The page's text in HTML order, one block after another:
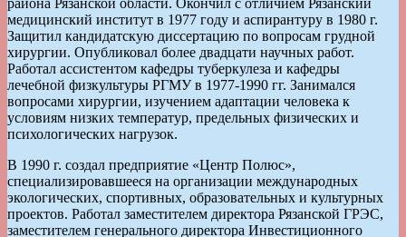
медицинский институт в 1977 году и аспирантуру в 1980 г.
Защитил кандидатскую диссертацию по вопросам грудной
хирургии. Опубликовал более двадцати научных работ.
Работал ассистентом кафедры туберкулеза и кафедры
лечебной физкультуры РГМУ в 1977-1990 гг. Занимался
вопросами хирургии, изучением адаптации человека к
условиям низких температур, предельных физических и
психологических нагрузок.
В 1990 г. создал предприятие «Центр Полюс»,
специализировавшееся на организации международных
экологических, спортивных, образовательных и культурных
проектов. Работал заместителем директора Рязанской ГРЭС,
заместителем генерального директора Инвестиционного